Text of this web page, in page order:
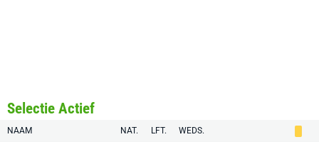
Selectie Actief
NAAM NAT. LFT. WEDS.